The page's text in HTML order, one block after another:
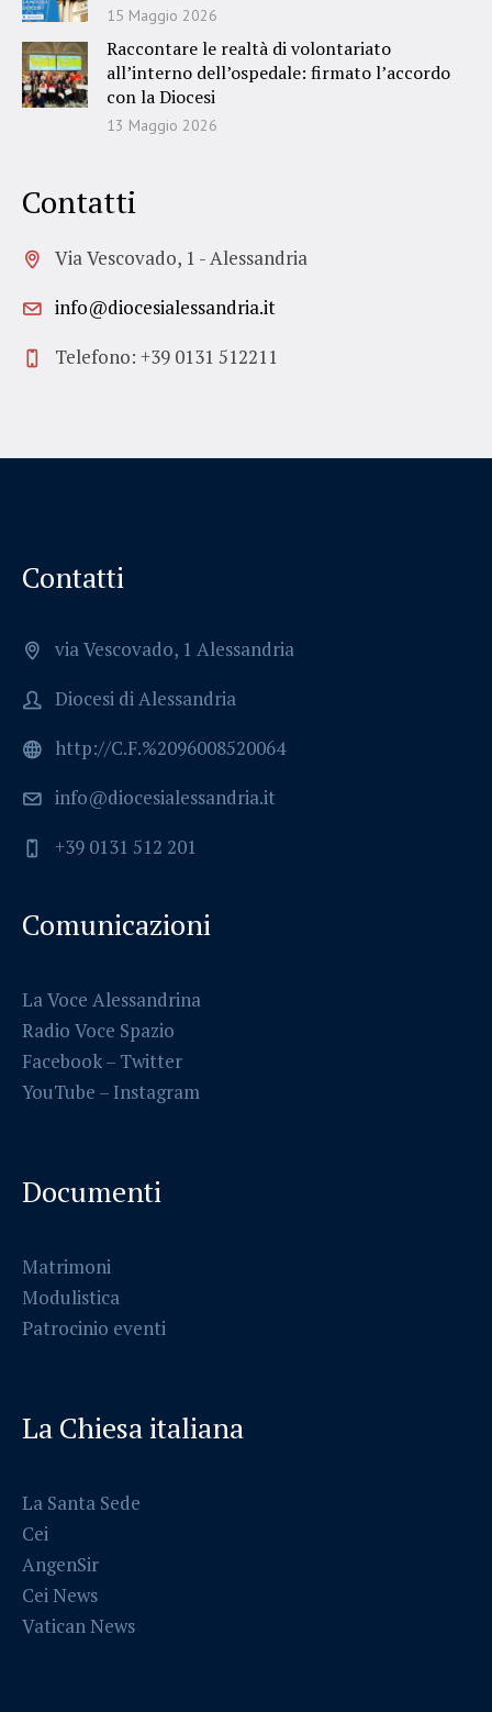
15 Maggio 2026
Raccontare le realtà di volontariato
all’interno dell’ospedale: firmato l’accordo
con la Diocesi
13 Maggio 2026
Contatti
Via Vescovado, 1 - Alessandria
info@diocesialessandria.it
Telefono: +39 0131 512211
Contatti
via Vescovado, 1 Alessandria
Diocesi di Alessandria
http://C.F.%2096008520064
info@diocesialessandria.it
+39 0131 512 201
Comunicazioni
La Voce Alessandrina
Radio Voce Spazio
Facebook– Twitter
YouTube – Instagram
Documenti
Matrimoni
Modulistica
Patrocinio eventi
La Chiesa italiana
La Santa Sede
Cei
AngenSir
Cei News
Vatican News